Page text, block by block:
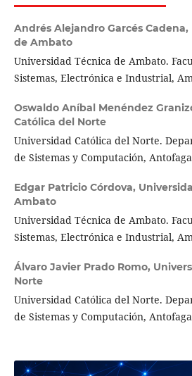
Andrés Alejandro Garcés Cadena,
de Ambato
Universidad Técnica de Ambato.
Sistemas, Electrónica e Industrial,
Oswaldo Aníbal Menéndez
Católica del Norte
Universidad Católica del Norte.
de Sistemas y Computación,
Edgar Patricio Córdova,
Ambato
Universidad Técnica de Ambato.
Sistemas, Electrónica e Industrial,
Álvaro Javier Prado Romo,
Norte
Universidad Católica del Norte.
de Sistemas y Computación,